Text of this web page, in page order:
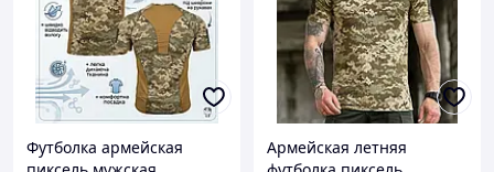
Футболка армейская
Армейская летняя